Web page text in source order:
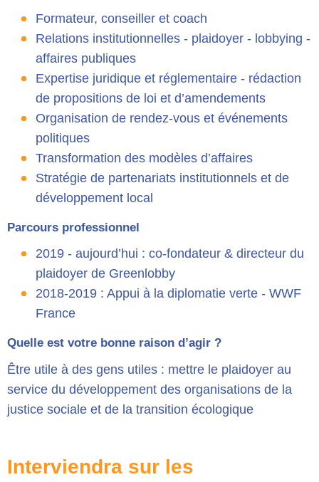
Formateur, conseiller et coach
Relations institutionnelles - plaidoyer - lobbying -
affaires publiques
Expertise juridique et réglementaire - rédaction
de propositions de loi et d’amendements
Organisation de rendez-vous et événements
politiques
Transformation des modèles d’affaires
Stratégie de partenariats institutionnels et de
développement local
Parcours professionnel
2019 - aujourd’hui : co-fondateur & directeur du
plaidoyer de Greenlobby
2018-2019 : Appui à la diplomatie verte - WWF
France
Quelle est votre bonne raison d’agir ?
Être utile à des gens utiles : mettre le plaidoyer au
service du développement des organisations de la
justice sociale et de la transition écologique
Interviendra sur les